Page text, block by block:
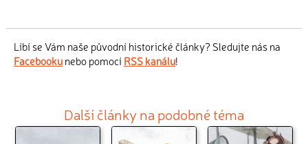
Líbí se Vám naše původní historické články? Sledujte nás na
Facebookunebo pomocí RSS kanálu!
Další články na podobné téma